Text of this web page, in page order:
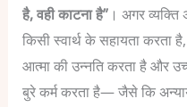
है, वही काटना है”। अगर व्यक्ति
किसी स्वार्थ के सहायता करता
आत्मा की उन्नति करता है और
बुरे कर्म करता है— जैसे कि